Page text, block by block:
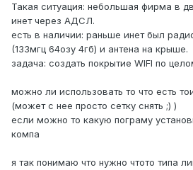
Такая ситуация: небольшая фирма в
инет через АДСЛ.
есть в наличии: раньше инет был
(133мгц 64озу 4гб) и антена на крыше.
задача: создать покрытие WIFI по
можно ли использовать то что есть
(может с нее просто сетку снять ;) )
если можно то какую пограму
компа
я так понимаю что нужно чтото типа